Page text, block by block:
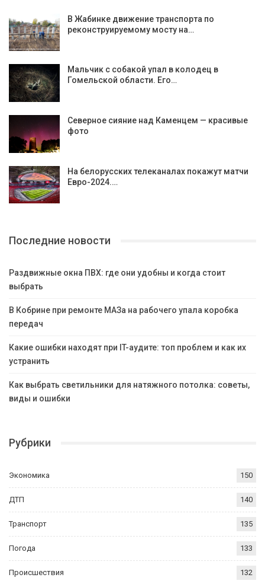
В Жабинке движение транспорта по
реконструируемому мосту на…
Мальчик с собакой упал в колодец в
Гомельской области. Его…
Северное сияние над Каменцем — красивые
фото
На белорусских телеканалах покажут матчи
Евро-2024.…
Последние новости
Раздвижные окна ПВХ: где они удобны и когда стоит
выбрать
В Кобрине при ремонте МАЗа на рабочего упала коробка
передач
Какие ошибки находят при IT-аудите: топ проблем и как их
устранить
Как выбрать светильники для натяжного потолка: советы,
виды и ошибки
Рубрики
Экономика 150
ДТП 140
Транспорт 135
Погода 133
Происшествия 132